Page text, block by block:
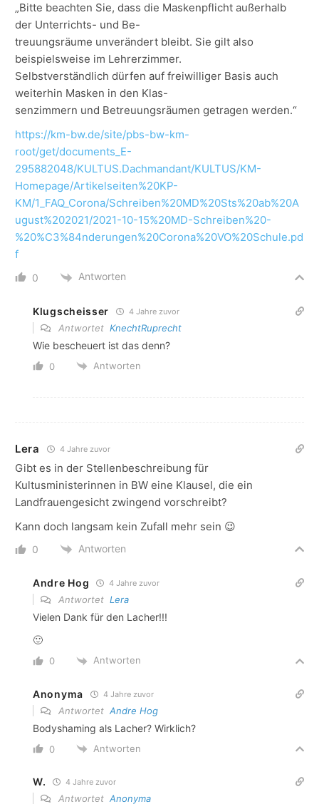
„Bitte beachten Sie, dass die Maskenpflicht außerhalb
der Unterrichts- und Be-
treuungsräume unverändert bleibt. Sie gilt also
beispielsweise im Lehrerzimmer.
Selbstverständlich dürfen auf freiwilliger Basis auch
weiterhin Masken in den Klas-
senzimmern und Betreuungsräumen getragen werden.“
https://km-bw.de/site/pbs-bw-km-
root/get/documents_E-
295882048/KULTUS.Dachmandant/KULTUS/KM-
Homepage/Artikelseiten%20KP-
KM/1_FAQ_Corona/Schreiben%20MD%20Sts%20ab%20A
ugust%202021/2021-10-15%20MD-Schreiben%20-
%20%C3%84nderungen%20Corona%20VO%20Schule.pd
f
0 Antworten
Klugscheisser 4 Jahre zuvor
Antwortet KnechtRuprecht
Wie bescheuert ist das denn?
0 Antworten
Lera 4 Jahre zuvor
Gibt es in der Stellenbeschreibung für
Kultusministerinnen in BW eine Klausel, die ein
Landfrauengesicht zwingend vorschreibt?
Kann doch langsam kein Zufall mehr sein 😉
0 Antworten
Andre Hog 4 Jahre zuvor
Antwortet Lera
Vielen Dank für den Lacher!!!
🙂
0 Antworten
Anonyma 4 Jahre zuvor
Antwortet Andre Hog
Bodyshaming als Lacher? Wirklich?
0 Antworten
W. 4 Jahre zuvor
Antwortet Anonyma